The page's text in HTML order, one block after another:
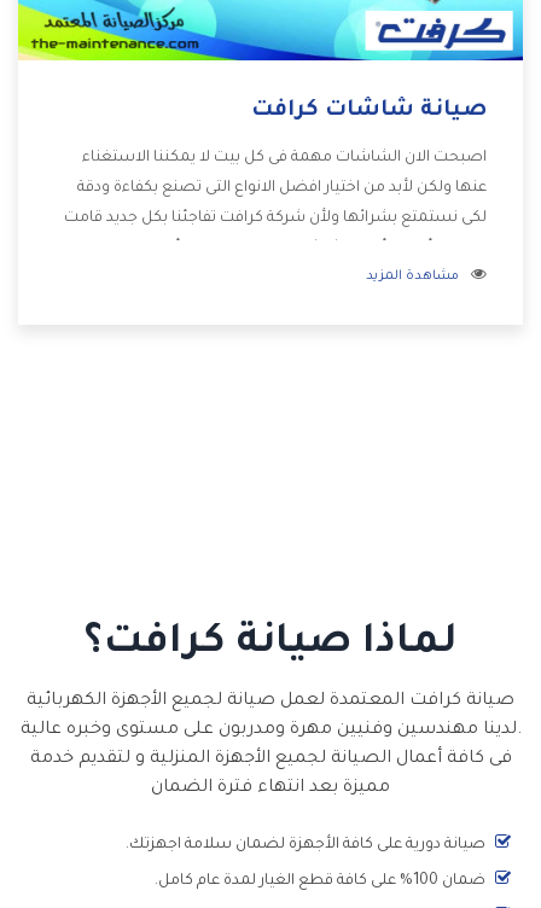
صيانة شاشات كرافت
اصبحت الان الشاشات مهمة فى كل بيت لا يمكننا الاستغناء
عنها ولكن لأبد من اختيار افضل الانواع التى تصنع بكفاءة ودقة
لكى نستمتع بشرائها ولأن شركة كرافت تفاجئنا بكل جديد قامت
والإمكانيات المختلفة وأيضا تتوفر بأفضل الاسعار المختلفة
مشاهدة المزيد
لماذا صيانة كرافت؟
صيانة كرافت المعتمدة لعمل صيانة لجميع الأجهزة الكهربائية
.لدينا مهندسين وفنيين مهرة ومدربون على مستوى وخبره عالية
فى كافة أعمال الصيانة لجميع الأجهزة المنزلية و لتقديم خدمة
مميزة بعد انتهاء فترة الضمان
صيانة دورية على كافة الأجهزة لضمان سلامة اجهزتك.
ضمان 100% على كافة قطع الغيار لمدة عام كامل.